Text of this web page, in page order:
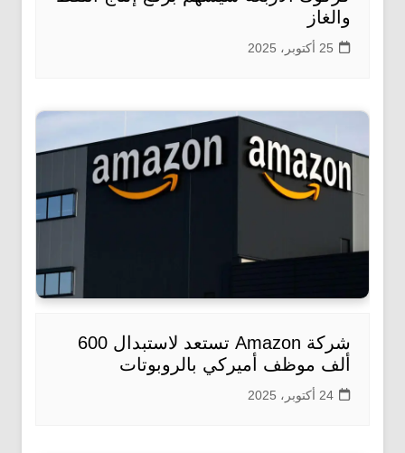
والغاز
25 أكتوبر، 2025
شركة Amazon تستعد لاستبدال 600
ألف موظف أميركي بالروبوتات
24 أكتوبر، 2025